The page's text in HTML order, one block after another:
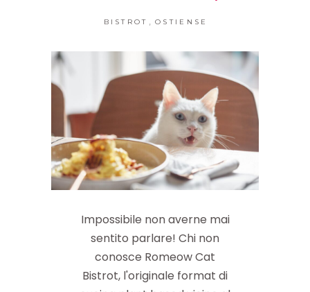
BISTROT , OSTIENSE
Impossibile non averne mai
sentito parlare! Chi non
conosce Romeow Cat
Bistrot, l'originale format di